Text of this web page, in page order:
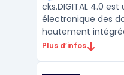
cks.DIGITAL 4.0
électronique des
hautement
conçue pour
Plus d’infos